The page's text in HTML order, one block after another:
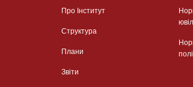
Про Інститут
Структура
Плани
Звіти